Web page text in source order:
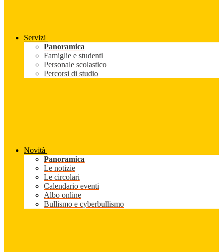
Servizi
Panoramica
Famiglie e studenti
Personale scolastico
Percorsi di studio
Novità
Panoramica
Le notizie
Le circolari
Calendario eventi
Albo online
Bullismo e cyberbullismo